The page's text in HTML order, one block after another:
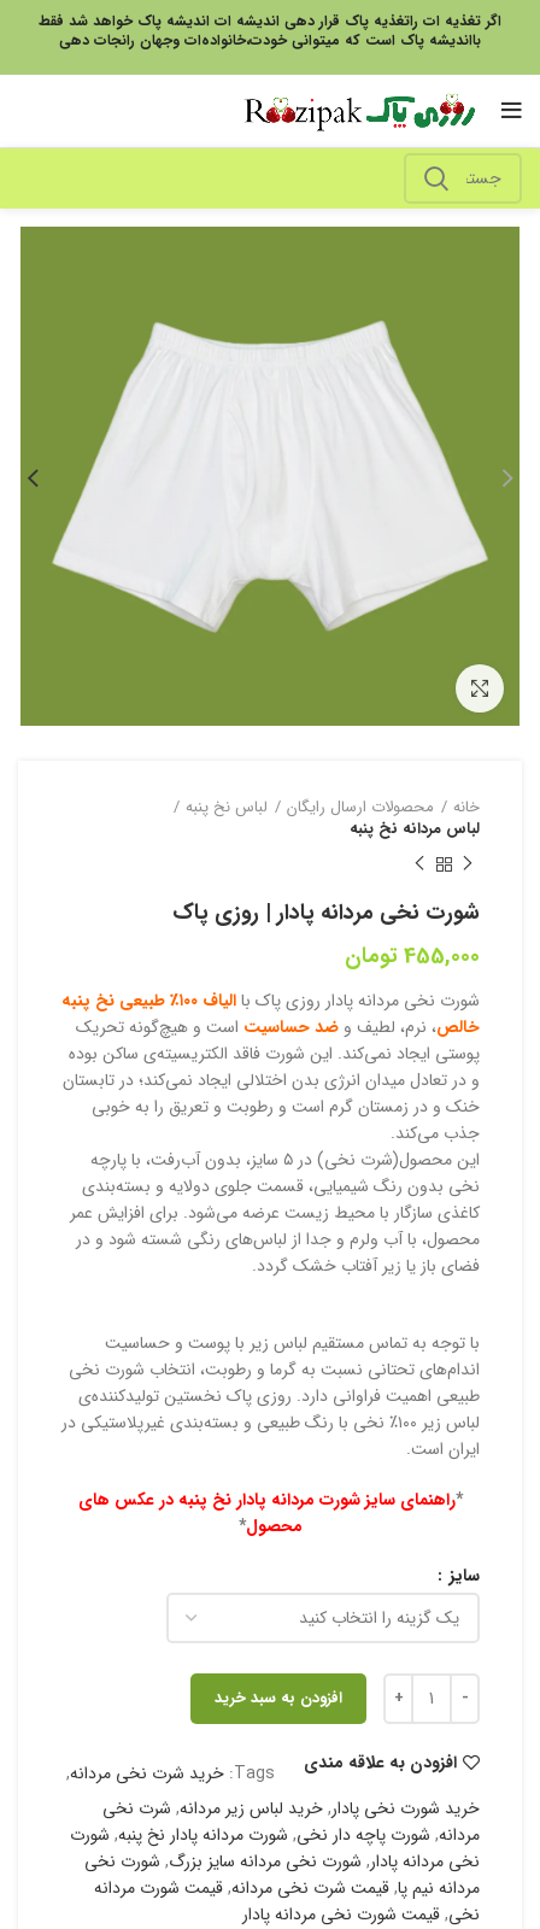
اگر تغذیه ات راتغذیه پاک قرار دهی اندیشه ات اندیشه پاک خواهد شد فقط
بااندیشه پاک است که میتوانی خودت،خانواده‌ات وجهان رانجات دهی
خانه محصولات ارسال رایگان
لباس نخ پنبه
لباس مردانه نخ پنبه
شورت نخی مردانه پادار | روزی پاک
455,000تومان
شورت نخی مردانه پادار روزی پاک با
الیاف ۱۰۰٪ طبیعی نخ پنبه
خالص، نرم، لطیف و ضد حساسیت است و هیچ‌گونه تحریک
پوستی ایجاد نمی‌کند. این شورت فاقد الکتریسیته‌ی ساکن بوده
و در تعادل میدان انرژی بدن اختلالی ایجاد نمی‌کند؛ در تابستان
خنک و در زمستان گرم است و رطوبت و تعریق را به خوبی
جذب می‌کند.
این محصول(شرت نخی) در ۵ سایز، بدون آب‌رفت، با پارچه
نخی بدون رنگ شیمیایی، قسمت جلوی دولایه و بسته‌بندی
کاغذی سازگار با محیط زیست عرضه می‌شود. برای افزایش عمر
محصول، با آب ولرم و جدا از لباس‌های رنگی شسته شود و در
فضای باز یا زیر آفتاب خشک گردد.
با توجه به تماس مستقیم لباس زیر با پوست و حساسیت
اندام‌های تحتانی نسبت به گرما و رطوبت، انتخاب شورت نخی
طبیعی اهمیت فراوانی دارد. روزی پاک نخستین تولیدکننده‌ی
لباس زیر ۱۰۰٪ نخی با رنگ طبیعی و بسته‌بندی غیرپلاستیکی در
ایران است.
*راهنمای سایز شورت مردانه پادار نخ پنبه در عکس های
محصول*
سایز
افزودن به سبد خرید
افزودن به علاقه مندی Tags: خرید شرت نخی مردانه,
خرید شورت نخی پادار,خرید لباس زیر مردانه, شرت نخی
مردانه, شورت پاچه دار نخی, شورت مردانه پادار نخ پنبه, شورت
نخی مردانه پادار, شورت نخی مردانه سایز بزرگ, شورت نخی
مردانه نیم پا,قیمت شرت نخی مردانه,قیمت شورت مردانه
نخی,قیمت شورت نخی مردانه پادار